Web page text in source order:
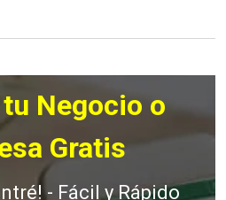
Negocio o
Gratis
- Fácil y Rápido